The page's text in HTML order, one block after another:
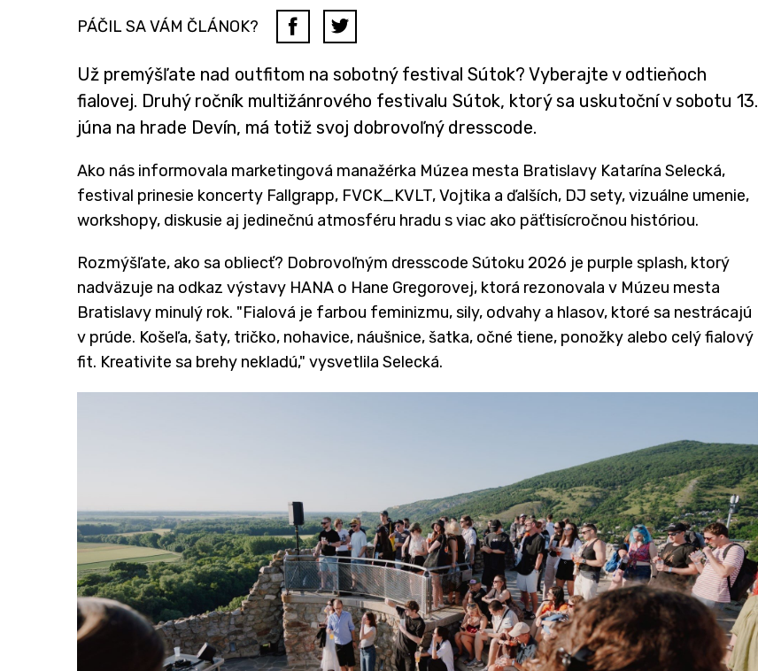
PÁČIL SA VÁM ČLÁNOK?
Už premýšľate nad outfitom na sobotný festival Sútok? Vyberajte v odtieňoch
fialovej. Druhý ročník multižánrového festivalu Sútok, ktorý sa uskutoční v sobotu 13.
júna na hrade Devín, má totiž svoj dobrovoľný dresscode.
Ako nás informovala marketingová manažérka Múzea mesta Bratislavy Katarína Selecká,
festival prinesie koncerty Fallgrapp, FVCK_KVLT, Vojtika a ďalších, DJ sety, vizuálne umenie,
workshopy, diskusie aj jedinečnú atmosféru hradu s viac ako päťtisícročnou históriou.
Rozmýšľate, ako sa obliecť? Dobrovoľným dresscode Sútoku 2026 je purple splash, ktorý
nadväzuje na odkaz výstavy HANA o Hane Gregorovej, ktorá rezonovala v Múzeu mesta
Bratislavy minulý rok. "Fialová je farbou feminizmu, sily, odvahy a hlasov, ktoré sa nestrácajú
v prúde. Košeľa, šaty, tričko, nohavice, náušnice, šatka, očné tiene, ponožky alebo celý fialový
fit. Kreativite sa brehy nekladú," vysvetlila Selecká.